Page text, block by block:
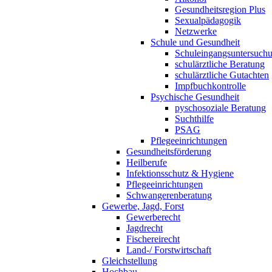
Gesundheitsregion Plus
Sexualpädagogik
Netzwerke
Schule und Gesundheit
schulärztliche Beratung
schulärztliche Gutachten
Impfbuchkontrolle
Psychische Gesundheit
pyschosoziale Beratung
Suchthilfe
PSAG
Pflegeeinrichtungen
Gesundheitsförderung
Heilberufe
Infektionsschutz & Hygiene
Pflegeeinrichtungen
Schwangerenberatung
Gewerbe, Jagd, Forst
Gewerberecht
Jagdrecht
Fischereirecht
Land-/ Forstwirtschaft
Gleichstellung